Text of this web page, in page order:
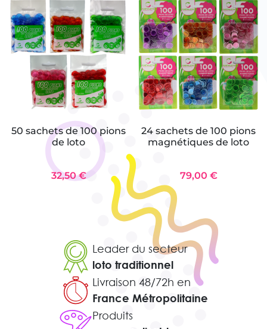
50 sachets de 100 pions
de loto
32,50 €
24 sachets de 100 pions
magnétiques de loto
79,00 €
Leader du secteur
loto traditionnel
Livraison 48/72h en
France Métropolitaine
Produits